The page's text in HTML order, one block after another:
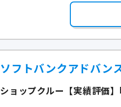
ソフトバンクアドバン
ショップクルー【実績評価